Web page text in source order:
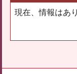
現在、情報はあ